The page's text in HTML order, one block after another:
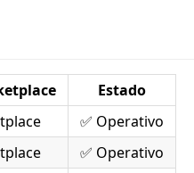
Estado
✅ Operativo
✅ Operativo